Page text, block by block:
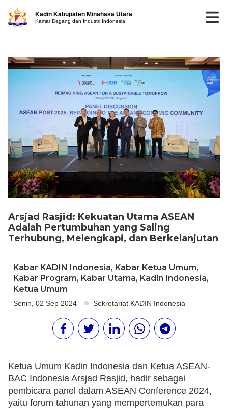
Kadin Kabupaten Minahasa Utara
Kamar Dagang dan Industri Indonesia
Arsjad Rasjid: Kekuatan Utama ASEAN
Adalah Pertumbuhan yang Saling
Terhubung, Melengkapi, dan Berkelanjutan
Kabar KADIN Indonesia, Kabar Ketua Umum,
Kabar Program, Kabar Utama, Kadin Indonesia,
Ketua Umum
Senin, 02 Sep 2024 Sekretariat KADIN Indonesia
Ketua Umum Kadin Indonesia dan Ketua ASEAN-
BAC Indonesia Arsjad Rasjid, hadir sebagai
pembicara panel dalam ASEAN Conference 2024,
yaitu forum tahunan yang mempertemukan para